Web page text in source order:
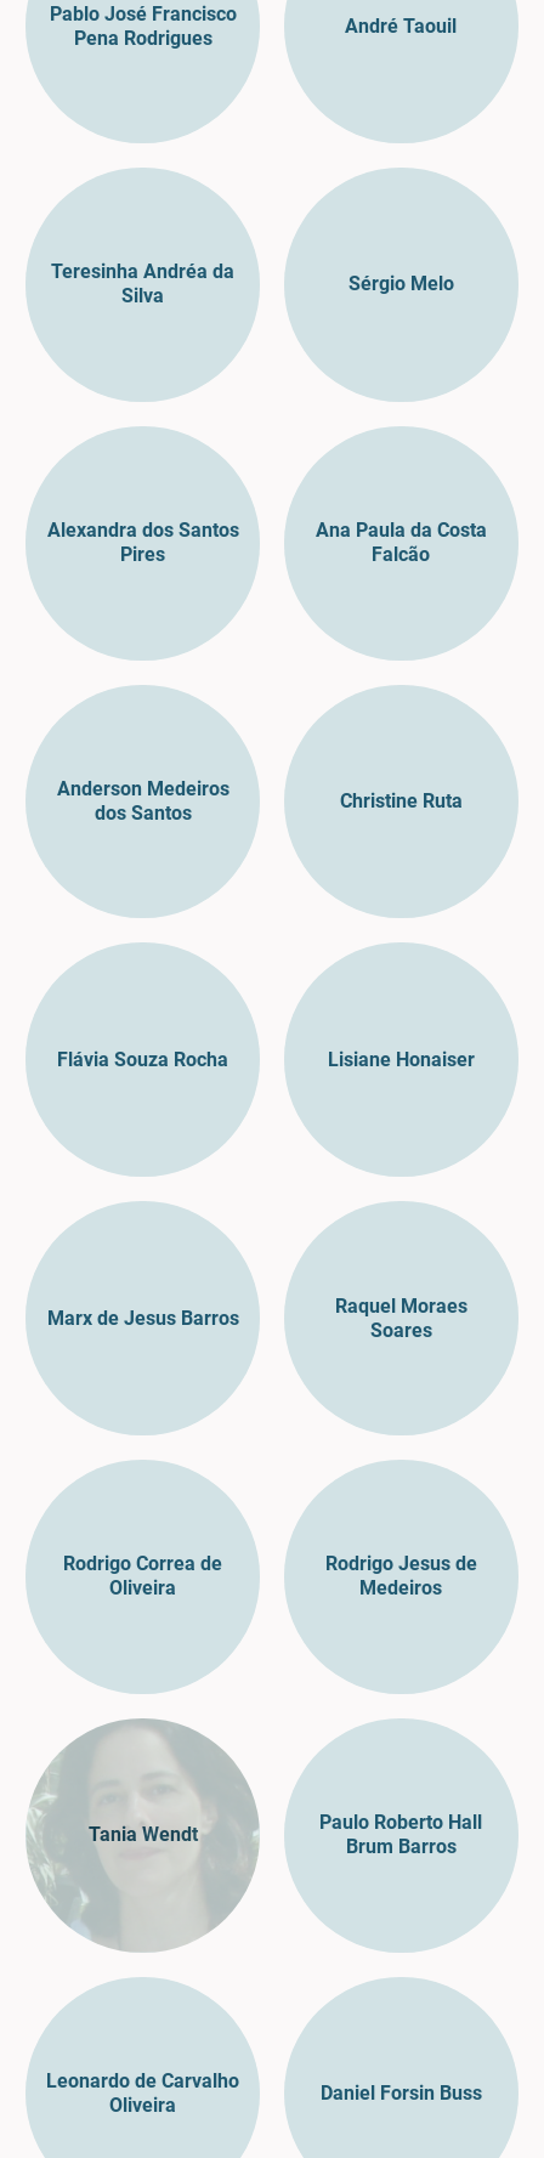
Pablo José Francisco
Pena Rodrigues
André Taouil
Teresinha Andréa da
Silva
Sérgio Melo
Alexandra dos Santos
Pires
Ana Paula da Costa
Falcão
Anderson Medeiros
dos Santos
Christine Ruta
Flávia Souza Rocha Lisiane Honaiser
Marx de Jesus Barros
Raquel Moraes
Soares
Rodrigo Correa de
Oliveira
Rodrigo Jesus de
Medeiros
Tania Wendt
Paulo Roberto Hall
Brum Barros
Leonardo de Carvalho
Oliveira
Daniel Forsin Buss